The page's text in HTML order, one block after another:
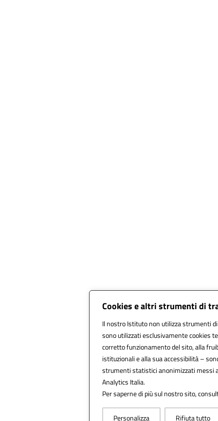
Cookies e altri strumenti di
Il nostro Istituto non utilizza strumenti
sono utilizzati esclusivamente cookies
corretto funzionamento del sito, alla
istituzionali e alla sua accessibilità –
strumenti statistici anonimizzati messi
Analytics Italia.
Per saperne di più sul nostro sito,
Personalizza Rifiuta tutto